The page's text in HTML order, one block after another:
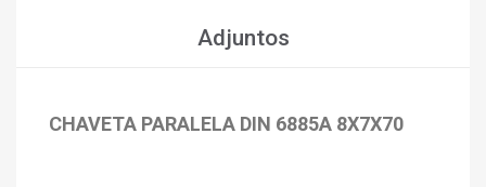
Adjuntos
CHAVETA PARALELA DIN 6885A 8X7X70